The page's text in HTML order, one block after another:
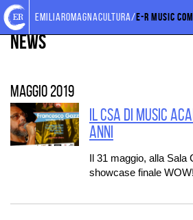
Torna
alla
home
page
Cerca
nel
sito
Salta
ai
contenuti
Salta
al
menu
principale
emiliaromagnacultura/E-R Music
EVENTI E NEWS
News
maggio 2019
Il CSA di Music
anni
Il 31 maggio, alla Sala
showcase finale